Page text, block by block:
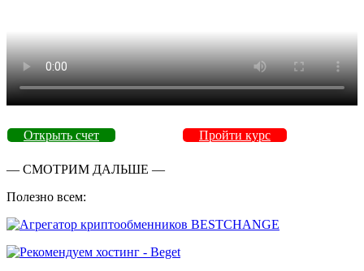
Открыть счет Пройти курс
— СМОТРИМ ДАЛЬШЕ —
Полезно всем: